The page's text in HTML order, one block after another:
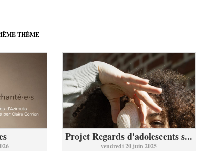
THÈME
Projet Regards d'adolescents s...
vendredi 20 juin 2025